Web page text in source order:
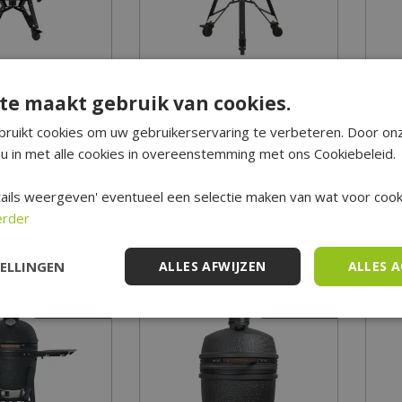
Desert Sand
1.699 00
1.529,
maakt gebruik van cookies.
cookies om uw gebruikerservaring te verbeteren. Door
in met alle cookies in overeenstemming met ons Cookiebeleid.
weergeven' eventueel een selectie maken van wat voor
ALLES
ALLES AFWIJZEN